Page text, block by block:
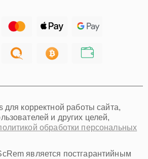
для корректной работы сайта,
и других целей,
обработки персональных
является постгарантийным